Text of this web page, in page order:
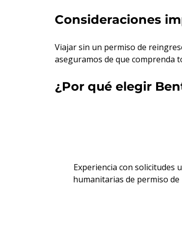
Consideraciones
Viajar sin un permiso de
aseguramos de que comprenda
¿Por qué elegir
Experiencia con solicitudes
humanitarias de permiso